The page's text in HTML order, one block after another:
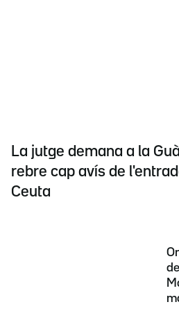
La jutge demana a la
rebre cap avís de
Ceuta